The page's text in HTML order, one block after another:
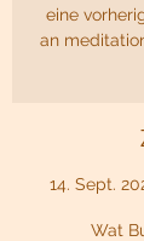
eine
an
14. Sept.
Wat